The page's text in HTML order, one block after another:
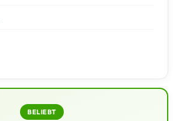
BELIEBT